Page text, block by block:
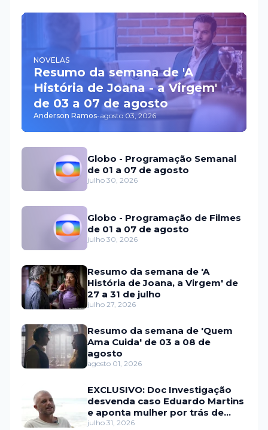
NOVELAS
Resumo da semana de 'A
História de Joana - a Virgem'
de 03 a 07 de agosto
Anderson Ramos-agosto 03, 2026
Globo - Programação Semanal
de 01 a 07 de agosto
julho 30, 2026
Globo - Programação de Filmes
de 01 a 07 de agosto
julho 30, 2026
Resumo da semana de 'A
História de Joana, a Virgem' de
27 a 31 de julho
julho 27, 2026
Resumo da semana de 'Quem
Ama Cuida' de 03 a 08 de
agosto
agosto 01, 2026
EXCLUSIVO: Doc Investigação
desvenda caso Eduardo Martins
e aponta mulher por trás de
fraude internacional
julho 31, 2026